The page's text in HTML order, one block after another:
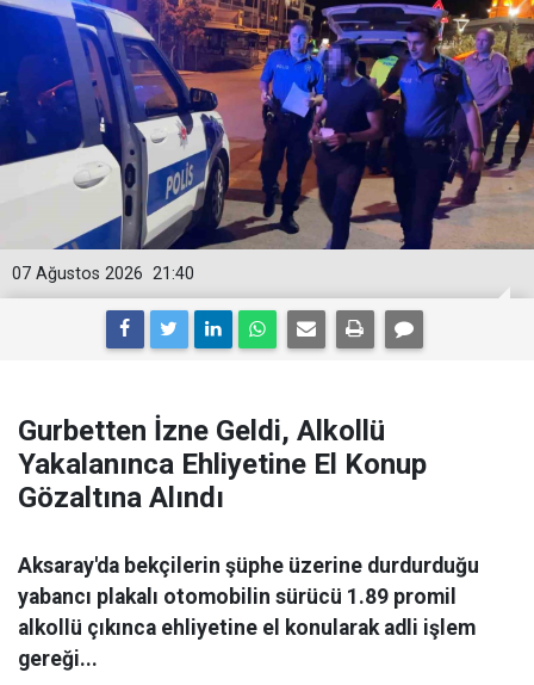
21:40
07 Ağustos 2026
Gurbetten İzne Geldi, Alkollü
Yakalanınca Ehliyetine El Konup
Gözaltına Alındı
Aksaray'da bekçilerin şüphe üzerine durdurduğu
yabancı plakalı otomobilin sürücü 1.89 promil
alkollü çıkınca ehliyetine el konularak adli işlem
gereği...